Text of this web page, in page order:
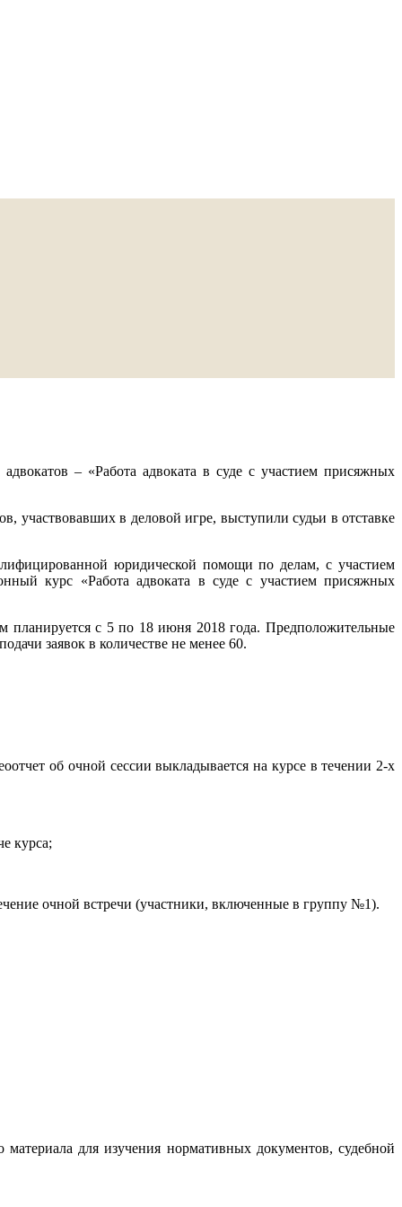
– «Работа адвоката в суде с участием присяжных
участвовавших в деловой игре, выступили судьи в отставке
юридической помощи по делам, с участием
курс «Работа адвоката в суде с участием присяжных
планируется с 5 по 18 июня 2018 года. Предположительные
заявок в количестве не менее 60.
об очной сессии выкладывается на курсе в течении 2-х
курса;
очной встречи (участники, включенные в группу №1).
для изучения нормативных документов, судебной